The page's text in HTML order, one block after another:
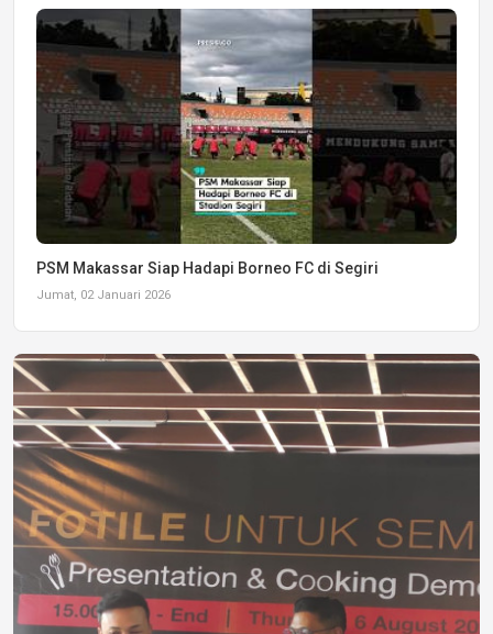
PSM Makassar Siap Hadapi Borneo FC di Segiri
Jumat, 02 Januari 2026